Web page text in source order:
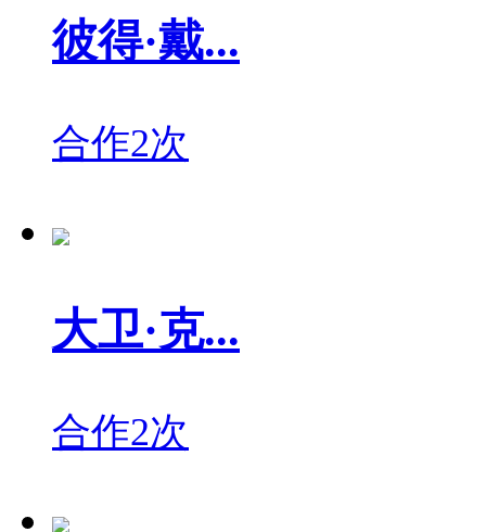
彼得·戴...
合作2次
大卫·克...
合作2次